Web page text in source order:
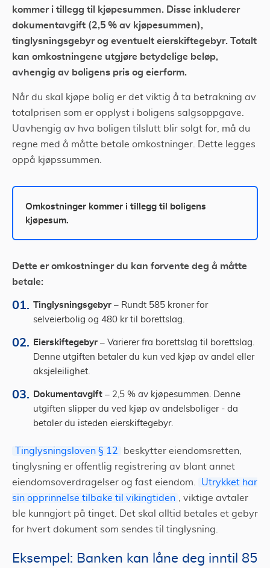
kommer i tillegg til kjøpesummen. Disse inkluderer
dokumentavgift (2,5 % av kjøpesummen),
tinglysningsgebyr og eventuelt eierskiftegebyr. Totalt
kan omkostningene utgjøre betydelige beløp,
avhengig av boligens pris og eierform.​
Når du skal kjøpe bolig er det viktig å ta betrakning av
totalprisen som er opplyst i boligens salgsoppgave.
Uavhengig av hva boligen tilslutt blir solgt for, må du
regne med å måtte betale omkostninger. Dette legges
oppå kjøpssummen.
Omkostninger kommer i tillegg til boligens
kjøpesum.
Dette er omkostninger du kan forvente deg å måtte
betale:
Tinglysningsgebyr – Rundt 585 kroner for
selveierbolig og 480 kr til borettslag.
Eierskiftegebyr – Varierer fra borettslag til borettslag.
Denne utgiften betaler du kun ved kjøp av andel eller
aksjeleilighet.
Dokumentavgift – 2,5 % av kjøpesummen. Denne
utgiften slipper du ved kjøp av andelsboliger - da
betaler du isteden eierskiftegebyr.
Tinglysningsloven § 12
beskytter eiendomsretten,
tinglysning er offentlig registrering av blant annet
eiendomsoverdragelser og fast eiendom.
Utrykket har
sin opprinnelse tilbake til vikingtiden
, viktige avtaler
ble kunngjort på tinget. Det skal alltid betales et gebyr
for hvert dokument som sendes til tinglysning.
Eksempel: Banken kan låne deg inntil 85